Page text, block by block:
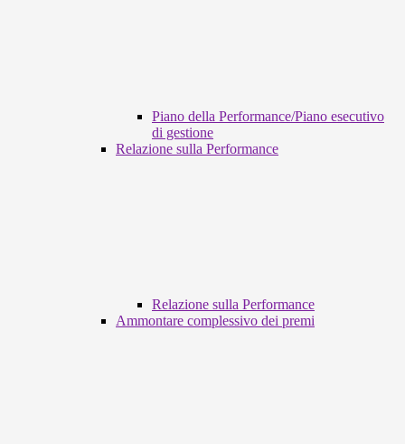
Piano della Performance/Piano esecutivo
di gestione
Relazione sulla Performance
Relazione sulla Performance
Ammontare complessivo dei premi